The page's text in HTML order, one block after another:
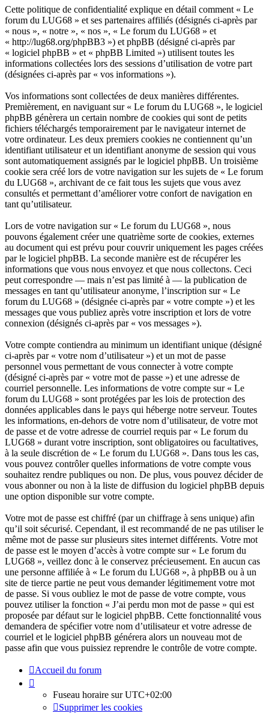
Cette politique de confidentialité explique en détail comment « Le
forum du LUG68 » et ses partenaires affiliés (désignés ci-après par
« nous », « notre », « nos », « Le forum du LUG68 » et
« http://lug68.org/phpBB3 ») et phpBB (désigné ci-après par
« logiciel phpBB » et « phpBB Limited ») utilisent toutes les
informations collectées lors des sessions d’utilisation de votre part
(désignées ci-après par « vos informations »).
Vos informations sont collectées de deux manières différentes.
Premièrement, en naviguant sur « Le forum du LUG68 », le logiciel
phpBB génèrera un certain nombre de cookies qui sont de petits
fichiers téléchargés temporairement par le navigateur internet de
votre ordinateur. Les deux premiers cookies ne contiennent qu’un
identifiant utilisateur et un identifiant anonyme de session qui vous
sont automatiquement assignés par le logiciel phpBB. Un troisième
cookie sera créé lors de votre navigation sur les sujets de « Le forum
du LUG68 », archivant de ce fait tous les sujets que vous avez
consultés et permettant d’améliorer votre confort de navigation en
tant qu’utilisateur.
Lors de votre navigation sur « Le forum du LUG68 », nous
pouvons également créer une quatrième sorte de cookies, externes
au document qui est prévu pour couvrir uniquement les pages créées
par le logiciel phpBB. La seconde manière est de récupérer les
informations que vous nous envoyez et que nous collectons. Ceci
peut correspondre — mais n’est pas limité à — la publication de
messages en tant qu’utilisateur anonyme, l’inscription sur « Le
forum du LUG68 » (désignée ci-après par « votre compte ») et les
messages que vous publiez après votre inscription et lors de votre
connexion (désignés ci-après par « vos messages »).
Votre compte contiendra au minimum un identifiant unique (désigné
ci-après par « votre nom d’utilisateur ») et un mot de passe
personnel vous permettant de vous connecter à votre compte
(désigné ci-après par « votre mot de passe ») et une adresse de
courriel personnelle. Les informations de votre compte sur « Le
forum du LUG68 » sont protégées par les lois de protection des
données applicables dans le pays qui héberge notre serveur. Toutes
les informations, en-dehors de votre nom d’utilisateur, de votre mot
de passe et de votre adresse de courriel requis par « Le forum du
LUG68 » durant votre inscription, sont obligatoires ou facultatives,
à la seule discrétion de « Le forum du LUG68 ». Dans tous les cas,
vous pouvez contrôler quelles informations de votre compte vous
souhaitez rendre publiques ou non. De plus, vous pouvez décider de
vous abonner ou non à la liste de diffusion du logiciel phpBB depuis
une option disponible sur votre compte.
Votre mot de passe est chiffré (par un chiffrage à sens unique) afin
qu’il soit sécurisé. Cependant, il est recommandé de ne pas utiliser le
même mot de passe sur plusieurs sites internet différents. Votre mot
de passe est le moyen d’accès à votre compte sur « Le forum du
LUG68 », veillez donc à le conservez précieusement. En aucun cas
une personne affiliée à « Le forum du LUG68 », à phpBB ou à un
site de tierce partie ne peut vous demander légitimement votre mot
de passe. Si vous oubliez le mot de passe de votre compte, vous
pouvez utiliser la fonction « J’ai perdu mon mot de passe » qui est
proposée par défaut sur le logiciel phpBB. Cette fonctionnalité vous
demandera de spécifier votre nom d’utilisateur et votre adresse de
courriel et le logiciel phpBB générera alors un nouveau mot de
passe afin que vous puissiez reprendre le contrôle de votre compte.
Accueil du forum
Fuseau horaire surUTC+02:00
Supprimer les cookies